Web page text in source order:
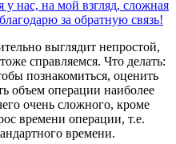
нас, на мой взгляд, сложная
за обратную связь!
выглядит непростой,
справляемся. Что делать:
познакомиться, оценить
объем операции наиболее
очень сложного, кроме
времени операции, т.е.
времени.